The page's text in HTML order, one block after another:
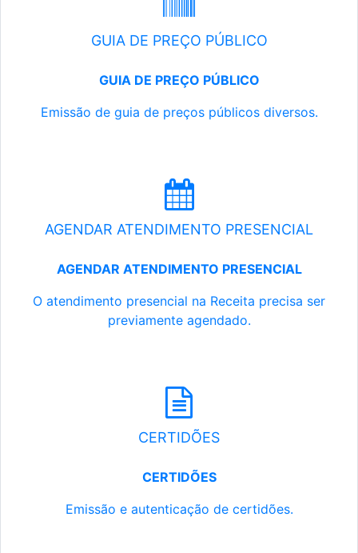
GUIA DE PREÇO PÚBLICO
GUIA DE PREÇO PÚBLICO
Emissão de guia de preços públicos diversos.
AGENDAR ATENDIMENTO PRESENCIAL
AGENDAR ATENDIMENTO PRESENCIAL
O atendimento presencial na Receita precisa ser
previamente agendado.
CERTIDÕES
CERTIDÕES
Emissão e autenticação de certidões.